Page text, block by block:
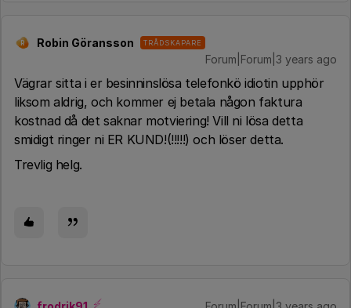
R Robin Göransson TRÅDSKAPARE
Forum|Forum|3 years ago
Vägrar sitta i er besinninslösa telefonkö idiotin upphör
liksom aldrig, och kommer ej betala någon faktura
kostnad då det saknar motviering! Vill ni lösa detta
smidigt ringer ni ER KUND!(!!!!!) och löser detta.
Trevlig helg.